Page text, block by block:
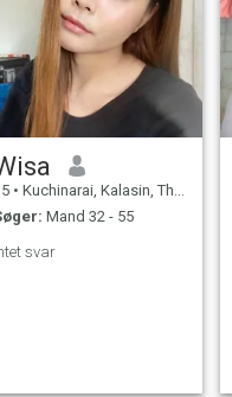
• Kuchinarai, Kalasin, Thailand
Mand 32 - 55
svar